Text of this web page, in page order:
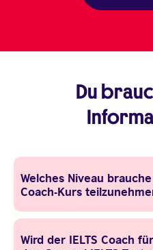
Du
Welches Niveau
Coach-Kurs
Wird der IELTS Coach